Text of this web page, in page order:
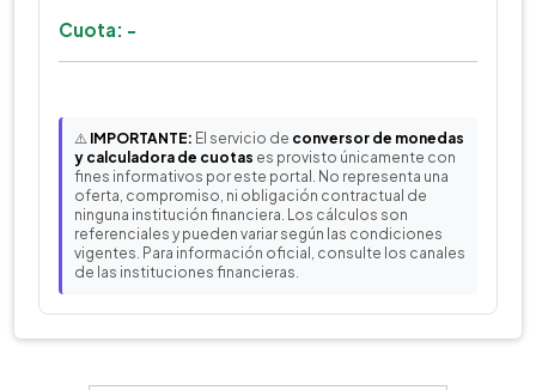
Cuota: -
⚠️ IMPORTANTE: El servicio de conversor de monedas
y calculadora de cuotas es provisto únicamente con
fines informativos por este portal. No representa una
oferta, compromiso, ni obligación contractual de
ninguna institución financiera. Los cálculos son
referenciales y pueden variar según las condiciones
vigentes. Para información oficial, consulte los canales
de las instituciones financieras.